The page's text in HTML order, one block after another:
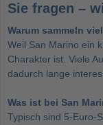
Sie fragen –
Warum sammeln
Weil San Marino ein
Charakter ist. Viele
dadurch lange
Was ist bei San
Typisch sind 5-Euro-